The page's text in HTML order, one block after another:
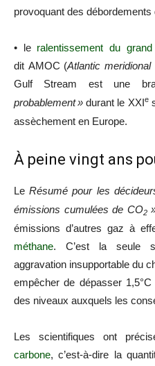
provoquant des débordements
• le ralentissement du
dit AMOC (Atlantic
Gulf Stream est une
probablement» durant le XXIe
assèchement en Europe.
À peine vingt ans
LeRésumé pour les
émissions cumulées de CO2
émissions d’autres gaz à
méthane. C’est la seule
aggravation insupportable du
empêcher de dépasser
des niveaux auxquels les
Les scientifiques ont
carbone, c’est-à-dire la